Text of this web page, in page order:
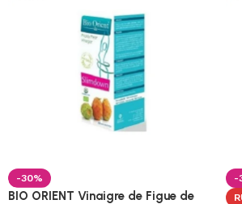
-30%
BIO ORIENT Vinaigre de Figue de
-